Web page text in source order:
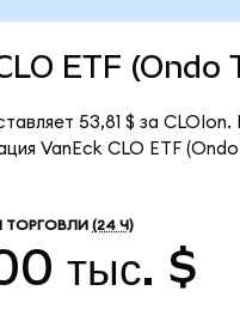
ETF
53,81 $ за
VanEck CLO ETF
ТОРГОВЛИ (24 Ч)
тыс. $